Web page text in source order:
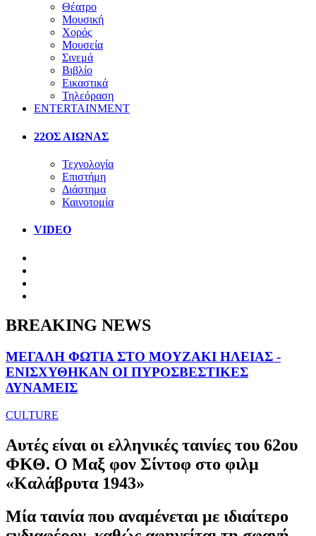
Θέατρο
Μουσική
Χορός
Μουσεία
Σινεμά
Βιβλίο
Εικαστικά
Τηλεόραση
ENTERTAINMENT
22ΟΣ ΑΙΩΝΑΣ
Τεχνολογία
Επιστήμη
Διάστημα
Καινοτομία
VIDEO
BREAKING NEWS
ΜΕΓΑΛΗ ΦΩΤΙΑ ΣΤΟ ΜΟΥΖΑΚΙ ΗΛΕΙΑΣ -
ΕΝΙΣΧΥΘΗΚΑΝ ΟΙ ΠΥΡΟΣΒΕΣΤΙΚΕΣ
ΔΥΝΑΜΕΙΣ
CULTURE
Αυτές είναι οι ελληνικές ταινίες του 62ου
ΦΚΘ. Ο Μαξ φον Σίντοφ στο φιλμ
«Καλάβρυτα 1943»
Μία ταινία που αναμένεται με ιδιαίτερο